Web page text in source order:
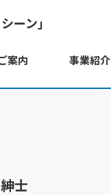
ーン」
案内 事業紹介
士